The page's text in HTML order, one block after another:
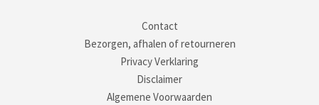
Contact
Bezorgen, afhalen of retourneren
Privacy Verklaring
Disclaimer
Algemene Voorwaarden